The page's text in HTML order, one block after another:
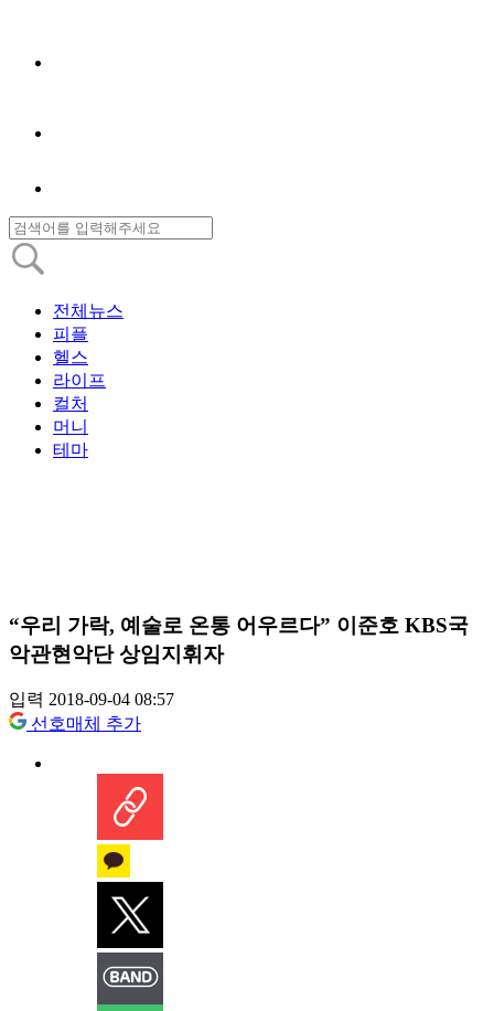
전체뉴스
피플
헬스
라이프
컬처
머니
테마
“우리 가락, 예술로 온통 어우르다” 이준호 KBS국
악관현악단 상임지휘자
입력 2018-09-04 08:57
선호매체 추가